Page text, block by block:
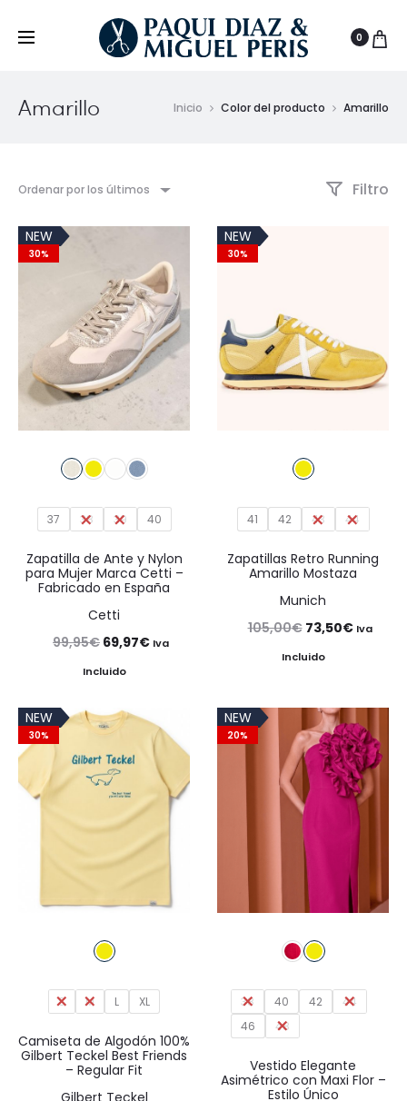
0
Amarillo Inicio Color del producto Amarillo
Ordenar por los últimos Filtro
NEW
30%
37 38 39 40
Zapatilla de Ante y Nylon
para Mujer Marca Cetti –
Fabricado en España
Cetti
99,95€ El
precio
era:
99,95€.
69,97€El
es:
69,97€.
Iva
Incluido
NEW
30%
41 42 43 44
Zapatillas Retro Running
Amarillo Mostaza
Munich
105,00€ El
precio
era:
105,00€.
73,50€El
es:
73,50€.
Iva
Incluido
NEW
30%
S M L XL
Camiseta de Algodón 100%
Gilbert Teckel Best Friends
– Regular Fit
Gilbert Teckel
NEW
20%
38 40 42
44
46
48
Vestido Elegante
Asimétrico con Maxi Flor –
Estilo Único